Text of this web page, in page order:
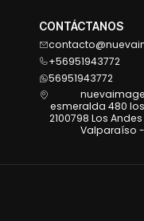
CONTÁCTANOS
+56951943772
56951943772
esmeralda 480
2100798 Los
Valparaíso